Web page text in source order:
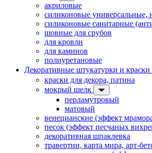
акриловые
силиконовые универсальные,
силиконовые санитарные
шовные для срубов
для кровли
для каминов
полиуретановые
Декоративные штукатурки и краски
краски для декора, патина
мокрый шелк
перламутровый
матовый
венецианские (эффект
песок (эффект песчаных
декоративная шпаклевка
травертин, карта мира, арт-